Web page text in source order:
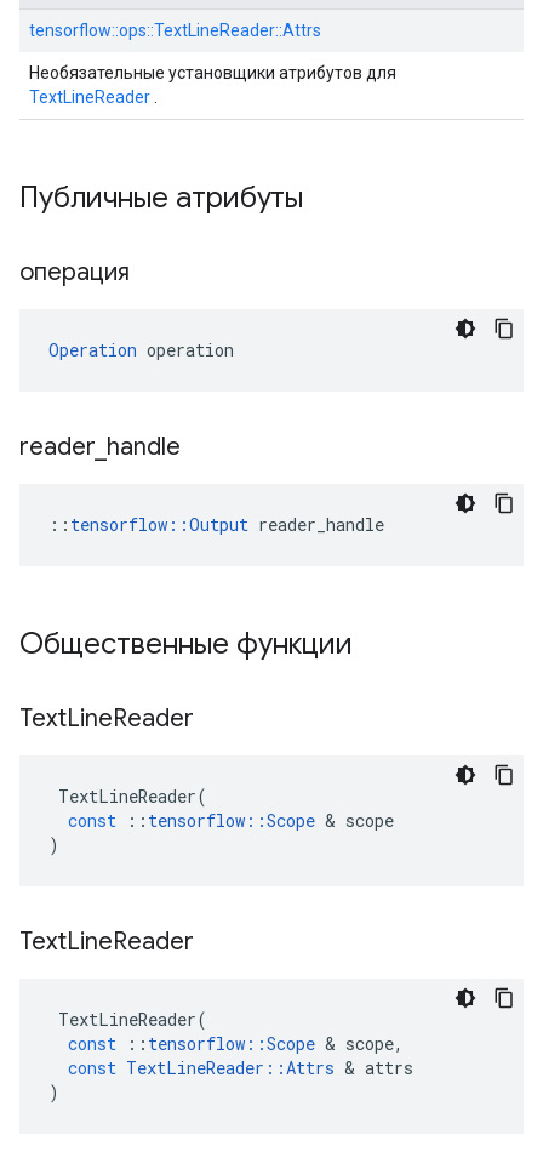
tensorflow::ops::TextLineReader::Attrs
Необязательные установщики атрибутов для
TextLineReader
Публичные атрибуты
операция
Operation operation
reader handle
:: tensorflow::Output reader_handle
Общественные функции
TextLineReader
TextLineReader(
const
:: tensorflow ::Scope & scope
)
TextLineReader
TextLineReader(
const
:: tensorflow ::Scope & scope,
const TextLineReader ::Attrs & attrs
)